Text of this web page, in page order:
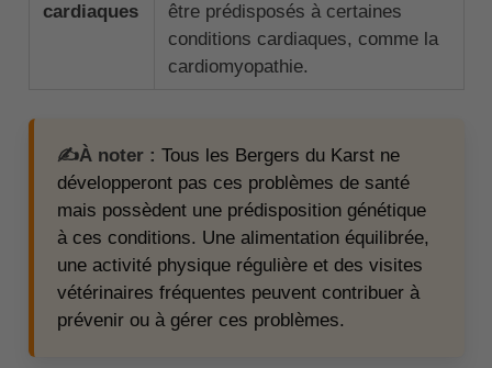
cardiaques
être prédisposés à certaines
conditions cardiaques, comme la
cardiomyopathie.
✍️À noter : Tous les Bergers du Karst ne
développeront pas ces problèmes de santé
mais possèdent une prédisposition génétique
à ces conditions. Une alimentation équilibrée,
une activité physique régulière et des visites
vétérinaires fréquentes peuvent contribuer à
prévenir ou à gérer ces problèmes.